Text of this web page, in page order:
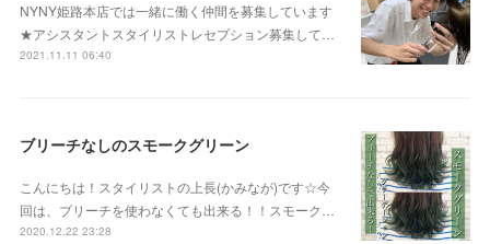
NYNY姫路本店では一緒に働く仲間を募集しています
★アシスタントスタイリストレセプション募集して…
2021.11.11 06:40
ブリーチなしのスモークグリーン
こんにちは！スタイリストの上長(かみなが)です☆今
回は、ブリーチを使わなくても出来る！！スモーク…
2020.12.22 23:28